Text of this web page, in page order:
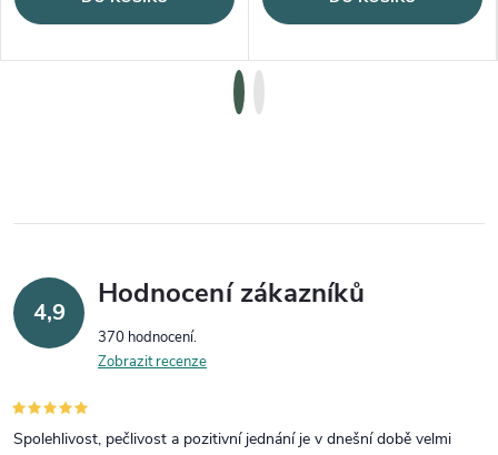
4,9
Hodnocení zákazníků
370 hodnocení
Zobrazit recenze
Spolehlivost, pečlivost a pozitivní jednání je v dnešní době velmi